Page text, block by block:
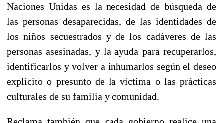
Naciones Unidas es la necesidad de búsqueda de
las personas desaparecidas, de las identidades de
los niños secuestrados y de los cadáveres de las
personas asesinadas, y la ayuda para recuperarlos,
identificarlos y volver a inhumarlos según el deseo
explícito o presunto de la víctima o las prácticas
culturales de su familia y comunidad.